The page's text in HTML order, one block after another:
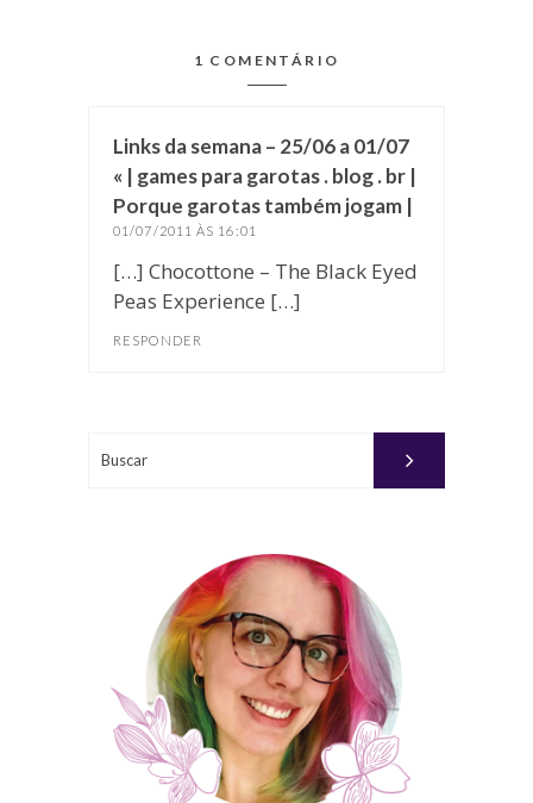
1 COMENTÁRIO
Links da semana – 25/06 a 01/07
« | games para garotas . blog . br |
Porque garotas também jogam |
01/07/2011 ÀS 16:01
[…] Chocottone – The Black Eyed
Peas Experience […]
RESPONDER